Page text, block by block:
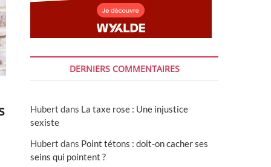
DERNIERS COMMENTAIRES
Hubert dans La taxe rose : Une injustice
sexiste
Hubert dans Point tétons : doit-on cacher ses
seins qui pointent ?